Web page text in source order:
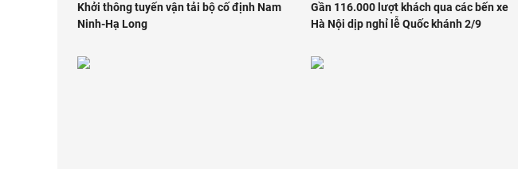
Khởi thông tuyến vận tải bộ cố định Nam
Ninh-Hạ Long
Gần 116.000 lượt khách qua các bến xe
Hà Nội dịp nghỉ lễ Quốc khánh 2/9